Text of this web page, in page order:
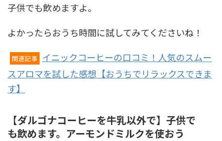
子供でも飲めますよ。
よかったらおうち時間に試してみてくださいね！
関連記事 イニックコーヒーの口コミ！人気のスムー
スアロマを試した感想【おうちでリラックスできま
す】
【ダルゴナコーヒーを牛乳以外で】子供で
も飲めます。アーモンドミルクを使おう